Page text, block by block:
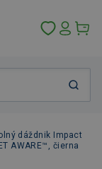
dáždnik Impact
AWARE™, čierna